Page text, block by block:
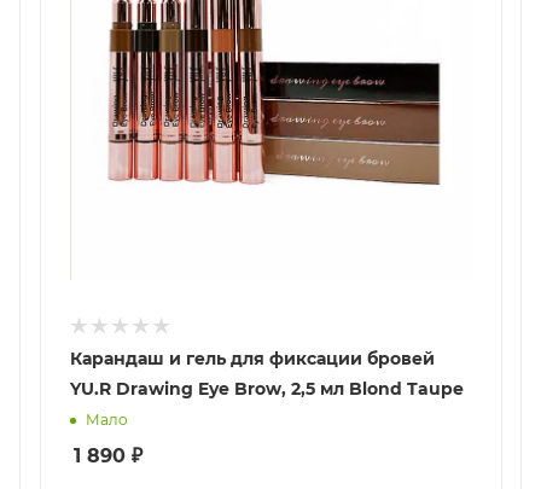
Карандаш и гель для фиксации бровей
YU.R Drawing Eye Brow, 2,5 мл Blond Taupe
Мало
1 890 ₽